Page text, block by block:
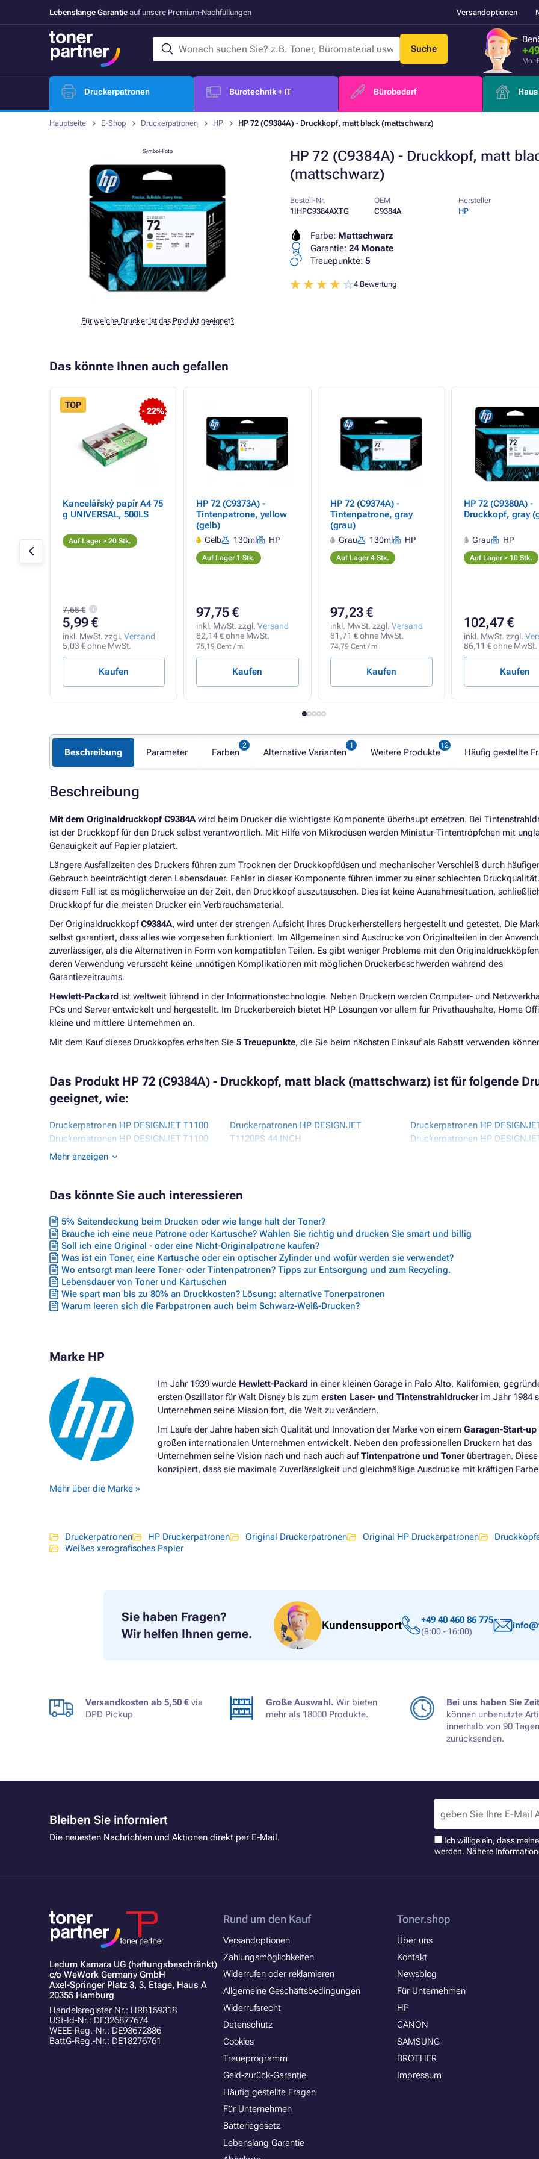
Lebenslange Garantie auf unsere Premium-Nachfüllungen Versandoptionen
Suche
Mo.-
Druckerpatronen Bürotechnik + IT Bürobedarf
Hauptseite E-Shop Druckerpatronen HP HP 72 (C9384A) - Druckkopf, matt black (mattschwarz)
HP 72 (C9384A) - Druckkopf, matt
(mattschwarz)
Symbol-Foto
Für welche Drucker ist das Produkt geeignet?
Bestell-Nr.
1IHPC9384AXTG
OEM
C9384A
Hersteller
HP
Farbe: Mattschwarz
Garantie: 24 Monate
Treuepunkte: 5
4 Bewertung
Das könnte Ihnen auch gefallen
- 22%
TOP
Kancelářský papír A4 75
g UNIVERSAL, 500LS
Auf Lager > 20 Stk.
7,65 €
5,99 €
inkl. MwSt. zzgl. Versand
5,03 € ohne MwSt.
Kaufen
HP 72 (C9373A) -
Tintenpatrone, yellow
(gelb)
Gelb 130ml HP
Auf Lager 1 Stk.
97,75 €
inkl. MwSt. zzgl. Versand
82,14 € ohne MwSt.
75,19 Cent / ml
Kaufen
HP 72 (C9374A) -
Tintenpatrone, gray
(grau)
Grau 130ml HP
Auf Lager 4 Stk.
97,23 €
inkl. MwSt. zzgl. Versand
81,71 € ohne MwSt.
74,79 Cent / ml
Kaufen
HP 72 (C9380A) -
Druckkopf, gray
Grau HP
Auf Lager > 10 Stk.
102,47 €
inkl. MwSt. zzgl.
86,11 € ohne MwSt.
Kaufen
Beschreibung Parameter Farben Alternative Varianten Weitere Produkte Häufig gestellte
Beschreibung
Mit dem Originaldruckkopf C9384Awird beim Drucker die wichtigste Komponente überhaupt ersetzen. Bei
ist der Druckkopf für den Druck selbst verantwortlich. Mit Hilfe von Mikrodüsen werden Miniatur-Tintentröpfchen mit
Genauigkeit auf Papier platziert.
Längere Ausfallzeiten des Druckers führen zum Trocknen der Druckkopfdüsen und mechanischer Verschleiß durch
Gebrauch beeinträchtigt deren Lebensdauer. Fehler in dieser Komponente führen immer zu einer schlechten
diesem Fall ist es möglicherweise an der Zeit, den Druckkopf auszutauschen. Dies ist keine Ausnahmesituation,
Druckkopf für die meisten Drucker ein Verbrauchsmaterial.
Der OriginaldruckkopfC9384A, wird unter der strengen Aufsicht Ihres Druckerherstellers hergestellt und getestet. Die
selbst garantiert, dass alles wie vorgesehen funktioniert. Im Allgemeinen sind Ausdrucke von Originalteilen in der
zuverlässiger, als die Alternativen in Form von kompatiblen Teilen. Es gibt weniger Probleme mit den
deren Verwendung verursacht keine unnötigen Komplikationen mit möglichen Druckerbeschwerden während des
Garantiezeitraums.
Hewlett-Packard ist weltweit führend in der Informationstechnologie. Neben Druckern werden Computer- und
PCs und Server entwickelt und hergestellt. Im Druckerbereich bietet HP Lösungen vor allem für Privathaushalte, Home
kleine und mittlere Unternehmen an.
Mit dem Kauf dieses Druckkopfes erhalten Sie 5 Treuepunkte, die Sie beim nächsten Einkauf als Rabatt verwenden
Das Produkt HP 72 (C9384A) - Druckkopf, matt black (mattschwarz) ist für folgende
geeignet, wie:
Druckerpatronen HP DESIGNJET T1100
Druckerpatronen HP DESIGNJET T1100
24 INCH
Druckerpatronen HP DESIGNJET T1100
Druckerpatronen HP DESIGNJET T1100
Druckerpatronen HP DESIGNJET
T1100MFP
Druckerpatronen HP DESIGNJET
T1100PS
Druckerpatronen HP DESIGNJET
T1100PS 24 INCH
Druckerpatronen HP DESIGNJET
T1100PS 44 INCH
Druckerpatronen HP DESIGNJET T1120
44 INCH
Druckerpatronen HP DESIGNJET T1120
SERIES
Druckerpatronen HP DESIGNJET
T1120HD
Druckerpatronen HP DESIGNJET
T1120PS 24 INCH
Druckerpatronen HP DESIGNJET
T1120PS 44 INCH
Druckerpatronen HP DESIGNJET T1200
Druckerpatronen HP DESIGNJET
T1200HD
Druckerpatronen HP DESIGNJET
T1200PS
Druckerpatronen HP DESIGNJET T1300
44 INCH
Druckerpatronen HP DESIGNJET T1300
Druckerpatronen HP DESIGNJET T2300
EMFP
Druckerpatronen HP DESIGNJET T2300
SERIES
Druckerpatronen HP DESIGNJET
T2300PS EMFP
Druckerpatronen HP
Druckerpatronen HP
Druckerpatronen HP
HARD DISK
Druckerpatronen HP
24 INCH
Druckerpatronen HP
44 INCH
Mehr anzeigen
Das könnte Sie auch interessieren
5% Seitendeckung beim Drucken oder wie lange hält der Toner?
Brauche ich eine neue Patrone oder Kartusche? Wählen Sie richtig und drucken Sie smart und billig
Soll ich eine Original - oder eine Nicht-Originalpatrone kaufen?
Was ist ein Toner, eine Kartusche oder ein optischer Zylinder und wofür werden sie verwendet?
Wo entsorgt man leere Toner- oder Tintenpatronen? Tipps zur Entsorgung und zum Recycling.
Lebensdauer von Toner und Kartuschen
Wie spart man bis zu 80% an Druckkosten? Lösung: alternative Tonerpatronen
Warum leeren sich die Farbpatronen auch beim Schwarz-Weiß-Drucken?
Marke HP
Im Jahr 1939 wurde Hewlett-Packard in einer kleinen Garage in Palo Alto, Kalifornien,
ersten Oszillator für Walt Disney bis zum ersten Laser- und Tintenstrahldruckerim Jahr 1984
Unternehmen seine Mission fort, die Welt zu verändern.
Im Laufe der Jahre haben sich Qualität und Innovation der Marke von einem Garagen-Start-up
großen internationalen Unternehmen entwickelt. Neben den professionellen Druckern hat das
Unternehmen seine Vision nach und nach auch aufTintenpatrone und Tonerübertragen.
konzipiert, dass sie maximale Zuverlässigkeit und gleichmäßige Ausdrucke mit kräftigen
Mehr über die Marke »
Druckerpatronen HP Druckerpatronen Original Druckerpatronen Original HP Druckerpatronen
Weißes xerografisches Papier
Sie haben Fragen?
Wir helfen Ihnen gerne.
Kundensupport +49 40 460 86 775
(8:00 - 16:00)
Versandkosten ab 5,50 € via
DPD Pickup
Große Auswahl. Wir bieten
mehr als 18000 Produkte.
Bei uns haben Sie
können unbenutzte
innerhalb von 90 Tagen
zurücksenden.
Bleiben Sie informiert
Die neuesten Nachrichten und Aktionen direkt per E-Mail.
Ich willige ein, dass
werden. Nähere
Ledum Kamara UG (haftungsbeschränkt)
c/o WeWork Germany GmbH
Axel-Springer Platz 3, 3. Etage, Haus A
20355 Hamburg
Handelsregister Nr.: HRB159318
USt-Id-Nr.: DE326877674
WEEE-Reg.-Nr.: DE93672886
BattG-Reg.-Nr.: DE18276761
Rund um den Kauf
Versandoptionen
Zahlungsmöglichkeiten
Widerrufen oder reklamieren
Allgemeine Geschäftsbedingungen
Widerrufsrecht
Datenschutz
Cookies
Treueprogramm
Geld-zurück-Garantie
Häufig gestellte Fragen
Für Unternehmen
Batteriegesetz
Lebenslang Garantie
Toner.shop
Über uns
Kontakt
Newsblog
Für Unternehmen
HP
CANON
SAMSUNG
BROTHER
Impressum